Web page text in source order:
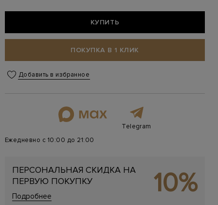
КУПИТЬ
ПОКУПКА В 1 КЛИК
Добавить в избранное
Telegram
Ежедневно с 10:00 до 21:00
ПЕРСОНАЛЬНАЯ СКИДКА НА
ПЕРВУЮ ПОКУПКУ
Подробнее 10%